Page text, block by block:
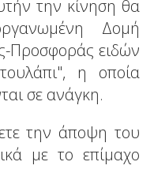
την κίνηση θα
Δομή
Προσφοράς ειδών
η οποία
σε ανάγκη.
την άποψη του
με το επίμαχο